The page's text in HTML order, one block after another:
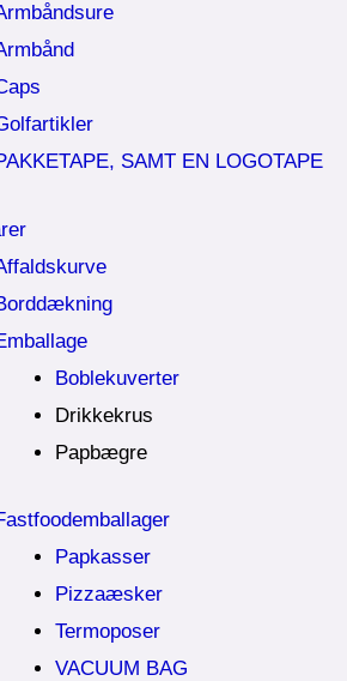
SAMT EN LOGOTAPE
Boblekuverter
Drikkekrus
Papbægre
Papkasser
Pizzaæsker
Termoposer
VACUUM BAG